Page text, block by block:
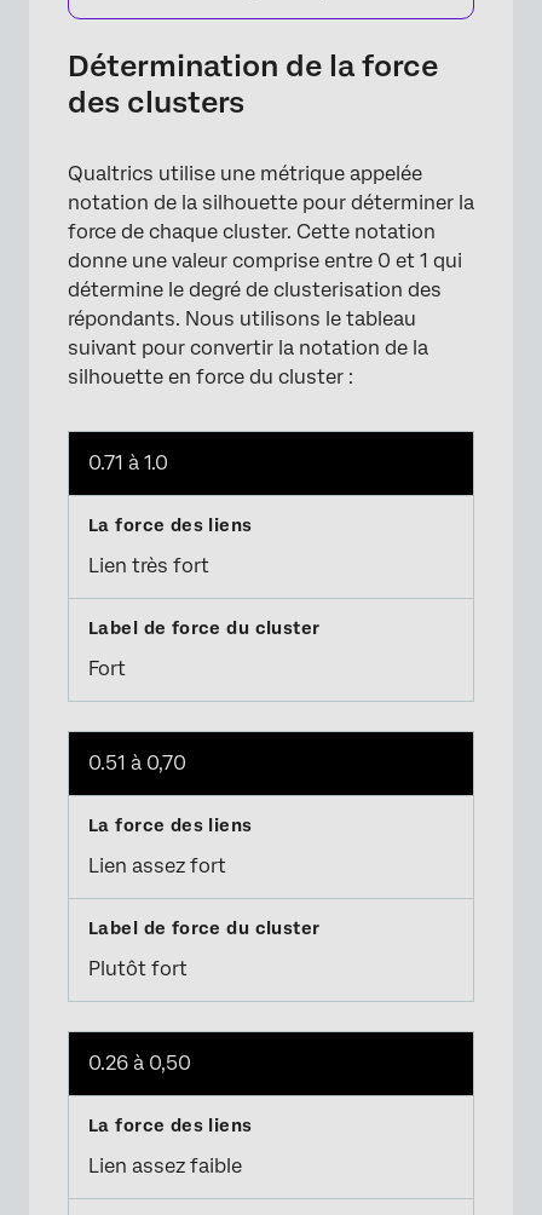
Détermination de la force
des clusters
Qualtrics utilise une métrique appelée
notation de la silhouette pour déterminer la
force de chaque cluster. Cette notation
donne une valeur comprise entre 0 et 1 qui
détermine le degré de clusterisation des
répondants. Nous utilisons le tableau
suivant pour convertir la notation de la
silhouette en force du cluster :
0.71 à 1.0
Lien très fort
Fort
0.51 à 0,70
Lien assez fort
Plutôt fort
0.26 à 0,50
Lien assez faible